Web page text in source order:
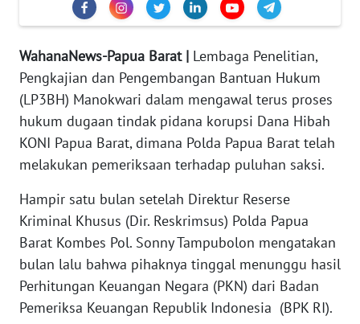
WahanaNews-Papua Barat | Lembaga Penelitian,
Pengkajian dan Pengembangan Bantuan Hukum
(LP3BH) Manokwari dalam mengawal terus proses
hukum dugaan tindak pidana korupsi Dana Hibah
KONI Papua Barat, dimana Polda Papua Barat telah
melakukan pemeriksaan terhadap puluhan saksi.
Hampir satu bulan setelah Direktur Reserse
Kriminal Khusus (Dir. Reskrimsus) Polda Papua
Barat Kombes Pol. Sonny Tampubolon mengatakan
bulan lalu bahwa pihaknya tinggal menunggu hasil
Perhitungan Keuangan Negara (PKN) dari Badan
Pemeriksa Keuangan Republik Indonesia (BPK RI).
PEDOMAN
SIBER
REDAKSI
KARIR
DISCLAIMER
News
Regional
WN